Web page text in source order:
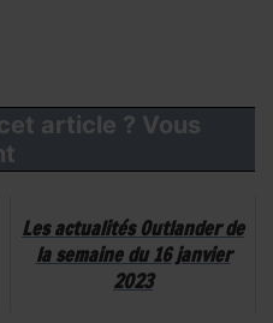
article ? Vous
Les actualités Outlander de
la semaine du 16 janvier
2023